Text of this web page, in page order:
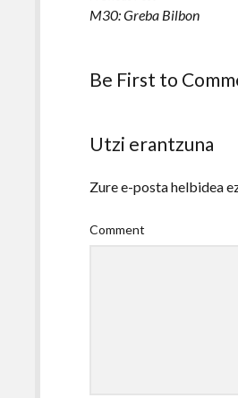
M30: Greba Bilbon
Be First to
Utzi erantzuna
Zure e-posta helbidea
Comment